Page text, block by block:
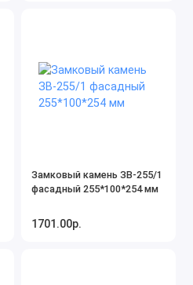
Замковый камень ЗВ-255/1
фасадный 255*100*254 мм
1701.00р.